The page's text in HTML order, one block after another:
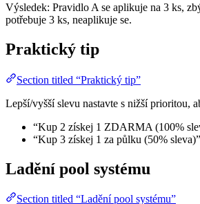
Výsledek: Pravidlo A se aplikuje na 3 ks,
potřebuje 3 ks, neaplikuje se.
Praktický tip
Section titled “Praktický tip”
Lepší/vyšší slevu nastavte s nižší prioritou,
“Kup 2 získej 1 ZDARMA (100%
“Kup 3 získej 1 za půlku (50%
Ladění pool systému
Section titled “Ladění pool systému”